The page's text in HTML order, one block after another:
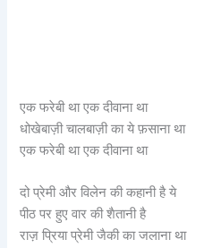
एक फरेबी था एक दीवाना था
धोखेबाज़ी चालबाज़ी का ये फ़साना था
एक फरेबी था एक दीवाना था
दो प्रेमी और विलेन की कहानी है ये
पीठ पर हुए वार की शैतानी है
राज़ प्रिया प्रेमी जैकी का जलाना था